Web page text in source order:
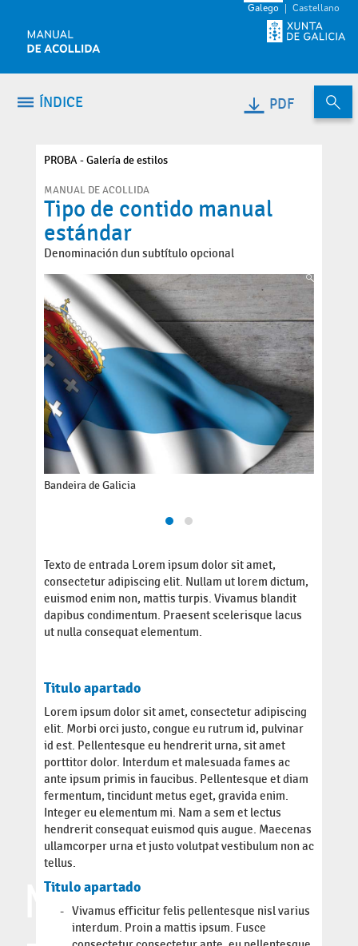
Galego Castellano
ÍNDICE PDF
PROBA - Galería de estilos
MANUAL DE ACOLLIDA
Tipo de contido manual
estándar
Denominación dun subtítulo opcional
Bandeira de Galicia
Texto de entrada Lorem ipsum dolor sit amet,
consectetur adipiscing elit. Nullam ut lorem dictum,
euismod enim non, mattis turpis. Vivamus blandit
dapibus condimentum. Praesent scelerisque lacus
ut nulla consequat elementum.
Titulo apartado
Lorem ipsum dolor sit amet, consectetur adipiscing
elit. Morbi orci justo, congue eu rutrum id, pulvinar
id est. Pellentesque eu hendrerit urna, sit amet
porttitor dolor. Interdum et malesuada fames ac
ante ipsum primis in faucibus. Pellentesque et diam
fermentum, tincidunt metus eget, gravida enim.
Integer eu elementum mi. Nam a sem et lectus
hendrerit consequat euismod quis augue. Maecenas
ullamcorper urna et justo volutpat vestibulum non ac
tellus.
Titulo apartado
Vivamus efficitur felis pellentesque nisl varius
interdum. Proin a mattis ipsum. Fusce